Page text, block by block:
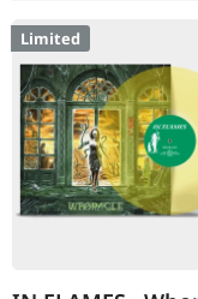
Limited